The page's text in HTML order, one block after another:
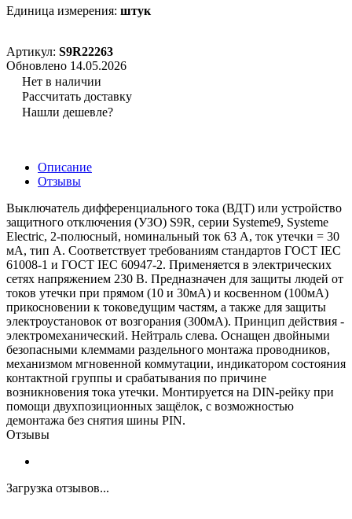
Единица измерения: штук
Артикул: S9R22263
Обновлено 14.05.2026
Нет в наличии
Рассчитать доставку
Нашли дешевле?
Описание
Отзывы
Выключатель дифференциального тока (ВДТ) или устройство
защитного отключения (УЗО) S9R, серии Systeme9, Systeme
Electric, 2-полюсный, номинальный ток 63 А, ток утечки = 30
мА, тип A. Соответствует требованиям стандартов ГОСТ IEC
61008-1 и ГОСТ IEC 60947-2. Применяется в электрических
сетях напряжением 230 В. Предназначен для защиты людей от
токов утечки при прямом (10 и 30мА) и косвенном (100мА)
прикосновении к токоведущим частям, а также для защиты
электроустановок от возгорания (300мА). Принцип действия -
электромеханический. Нейтраль слева. Оснащен двойными
безопасными клеммами раздельного монтажа проводников,
механизмом мгновенной коммутации, индикатором состояния
контактной группы и срабатывания по причине
возникновения тока утечки. Монтируется на DIN-рейку при
помощи двухпозиционных защёлок, с возможностью
демонтажа без снятия шины PIN.
Отзывы
Загрузка отзывов...